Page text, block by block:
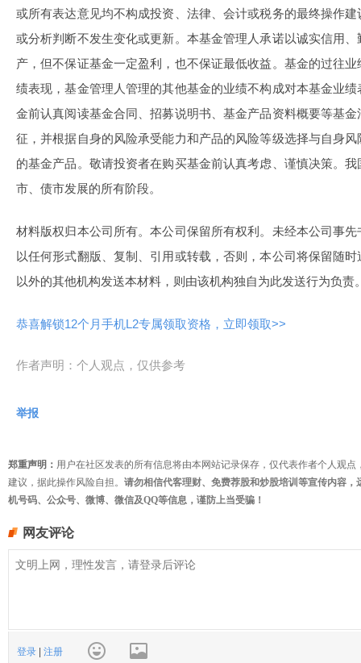
或所有表达意见均不构成投资、法律、会计或税务的最终操作
或分析判断不发生变化或更新。本基金管理人承诺以诚实信用
产，但不保证基金一定盈利，也不保证最低收益。基金的过往
绩表现，基金管理人管理的其他基金的业绩不构成对本基金业
金前认真阅读基金合同、招募说明书、基金产品资料概要等基
征，并根据自身的风险承受能力和产品的风险等级选择与自身
的基金产品。敬请投资者在购买基金前认真考虑、谨慎决策。
市、债市发展的所有阶段。
材料版权归本公司所有。本公司保留所有权利。未经本公司事
以任何形式翻版、复制、引用或转载，否则，本公司将保留随
以外的其他机构发送本材料，则由该机构独自为此发送行为负责
恭喜解锁12个月手机L2专属领取资格，立即领取>>
作者声明：个人观点，仅供参考
举报
郑重声明： 用户在社区发表的所有信息将由本网站记录保存，仅代表作者个人观
建议，据此操作风险自担。 请勿相信代客理财、免费荐股和炒股培训等宣传内容
机号码、公众号、微博、微信及QQ等信息，谨防上当受骗！
网友评论
登录 注册